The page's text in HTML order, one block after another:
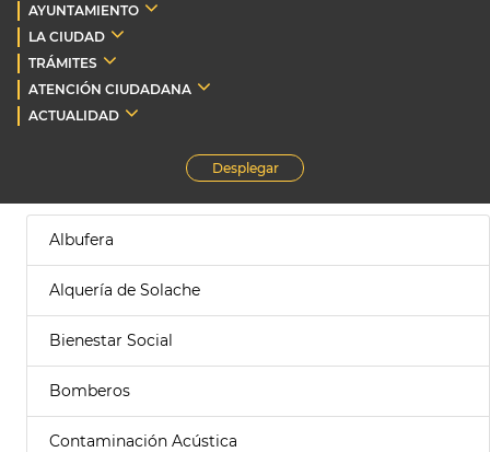
AYUNTAMIENTO
LA CIUDAD
TRÁMITES
ATENCIÓN CIUDADANA
ACTUALIDAD
Desplegar
Albufera
Alquería de Solache
Bienestar Social
Bomberos
Contaminación Acústica